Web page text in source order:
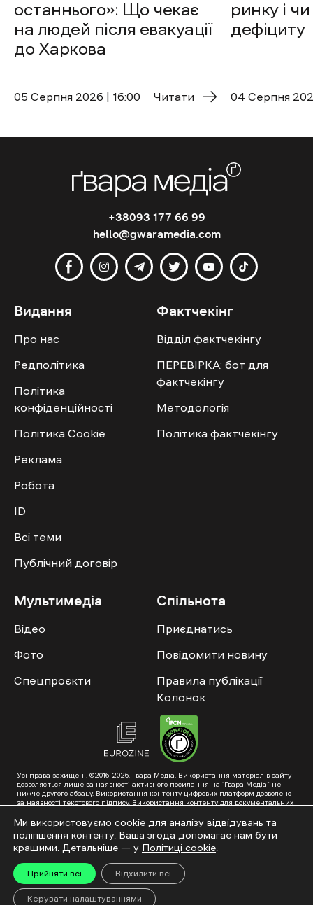
останнього»: Що чекає
на людей після евакуації
до Харкова
05 Cерпня 2026 | 16:00 Читати
ринку і
дефіциту
04 Cерпня
+38093 177 66 99
hello@gwaramedia.com
Видання
Про нас
Редполітика
Політика
конфіденційності
Політика Cookie
Реклама
Робота
ID
Всі теми
Публічний договір
Фактчекінг
Відділ фактчекінгу
ПЕРЕВІРКА: бот для
фактчекінгу
Методологія
Політика фактчекінгу
Мультимедіа
Відео
Фото
Спецпроєкти
Спільнота
Приєднатись
Повідомити новину
Правила публікації
Колонок
Усі права захищені. ©2016-2026. Ґвара Медіа. Використання матеріалів сайту
дозволяється лише за наявності активного посилання на “Ґвара Медіа” не
нижче другого абзацу. Використання контенту цифрових платформ дозволено
за наявності текстового підпису. Використання контенту для документальних
схвалення від редакції.
Суб’єкт у сфері онлайн-медіа; ідентифікатор медіа – R40-01353. Поштова
адреса: ГО «Ґвара Медіа», 61057, Харків, вул. Гоголя, 14, абонентська скринька
№7400
Підкинь нам тему на пошту – hello@gwaramedia.com
Модернізація сайту:
Ми використовуємо cookie для аналізу відвідувань та
поліпшення контенту. Ваша згода допомагає нам бути
кращими. Детальніше — у Політиці cookie
Прийняти всі Відхилити всі
Керувати налаштуваннями